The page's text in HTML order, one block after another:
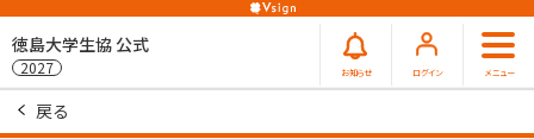
徳島大学生協 公式
2027 お知らせ ログイン メニュー
戻る